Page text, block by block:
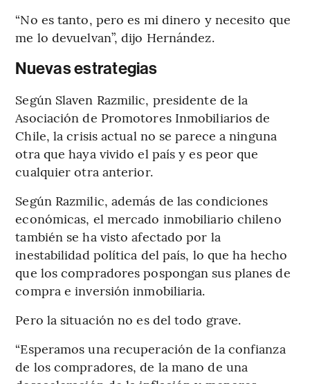
“No es tanto, pero es mi dinero y necesito que
me lo devuelvan”, dijo Hernández.
Nuevas estrategias
Según Slaven Razmilic, presidente de la
Asociación de Promotores Inmobiliarios de
Chile, la crisis actual no se parece a ninguna
otra que haya vivido el país y es peor que
cualquier otra anterior.
Según Razmilic, además de las condiciones
económicas, el mercado inmobiliario chileno
también se ha visto afectado por la
inestabilidad política del país, lo que ha hecho
que los compradores pospongan sus planes de
compra e inversión inmobiliaria.
Pero la situación no es del todo grave.
“Esperamos una recuperación de la confianza
de los compradores, de la mano de una